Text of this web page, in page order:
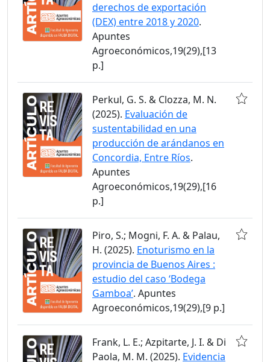
derechos de exportación
(DEX) entre 2018 y 2020.
Apuntes
Agroeconómicos,19(29),[13
p.]
Perkul, G. S. & Clozza, M. N.
(2025). Evaluación de
sustentabilidad en una
producción de arándanos en
Concordia, Entre Ríos.
Apuntes
Agroeconómicos,19(29),[16
p.]
Piro, S.; Mogni, F. A. & Palau,
H. (2025). Enoturismo en la
provincia de Buenos Aires :
estudio del caso ‘Bodega
Gamboa’. Apuntes
Agroeconómicos,19(29),[9 p.]
Frank, L. E.; Azpitarte, J. I. & Di
Paola, M. M. (2025). Evidencia